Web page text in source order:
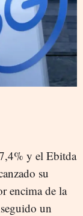
y el Ebitda
su
encima de la
un